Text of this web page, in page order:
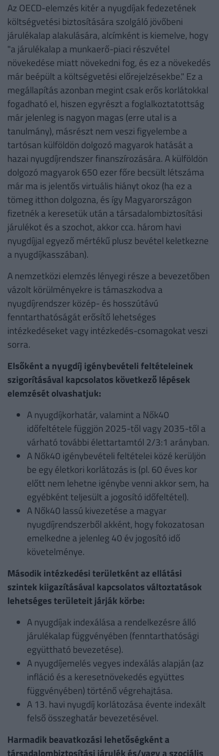
Az OECD-elemzés kitér a nyugdíjak fedezetének
költségvetési biztosítására szolgáló jövőbeni
járulékalap alakulására, alcímként is kiemelve, hogy
"a járulékalap a munkaerő-piaci részvétel
növekedése miatt növekedni fog, és ez a növekedés
már beépült a költségvetési előrejelzésekbe." Ez a
megállapítás azonban megint csak erős korlátokkal
fogadható el, hiszen egyrészt a foglalkoztatottság
már jelenleg is nagyon magas (erre utal is a
tanulmány), másrészt nem veszi figyelembe a
tartósan külföldön dolgozó magyarok hatását a
hazai nyugdíjrendszer finanszírozására. A külföldön
dolgozó magyarok 650 ezer főre becsült létszáma
már ma is jelentős virtuális hiányt okoz (ha ez a
tömeg itthon dolgozna, és így Magyarországon
fizetnék a keresetük után a társadalombiztosítási
járulékot és a szochot, akkor cca. három havi
nyugdíjjal egyező mértékű plusz bevétel keletkezne
a nyugdíjkasszában).
A nemzetközi elemzés lényegi része a bevezetőben
vázolt körülményekre is támaszkodva a
nyugdíjrendszer közép- és hosszútávú
fenntarthatóságát erősítő lehetséges
intézkedéseket vagy intézkedés-csomagokat veszi
sorra.
Elsőként a nyugdíj igénybevételi feltételeinek
szigorításával kapcsolatos következő lépések
elemzését olvashatjuk:
A nyugdíjkorhatár, valamint a Nők40
időfeltétele függjön 2025-től vagy 2035-től a
várható további élettartamtól 2/3:1 arányban.
A Nők40 igénybevételi feltételei közé kerüljön
be egy életkori korlátozás is (pl. 60 éves kor
előtt nem lehetne igénybe venni akkor sem, ha
egyébként teljesült a jogosító időfeltétel).
A Nők40 lassú kivezetése a magyar
nyugdíjrendszerből akként, hogy fokozatosan
emelkedne a jelenleg 40 év jogosító idő
követelménye.
Második intézkedési területként az ellátási
szintek kiigazításával kapcsolatos változtatások
lehetséges területeit járják körbe:
A nyugdíjak indexálása a rendelkezésre álló
járulékalap függvényében (fenntarthatósági
együttható bevezetése).
A nyugdíjemelés vegyes indexálás alapján (az
infláció és a keresetnövekedés együttes
függvényében) történő végrehajtása.
A 13. havi nyugdíj korlátozása évente indexált
felső összeghatár bevezetésével.
Harmadik beavatkozási lehetőségként a
társadalombiztosítási járulék és/vagy a szociális